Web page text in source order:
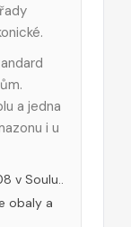
a jedna
i u
v Soulu..
obaly a